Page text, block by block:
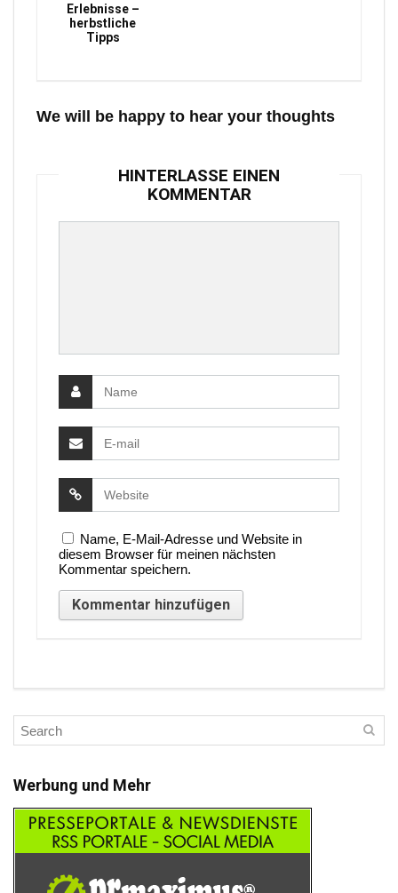
Erlebnisse –
herbstliche
Tipps
We will be happy to hear your thoughts
HINTERLASSE EINEN
KOMMENTAR
Name, E-Mail-Adresse und Website in
diesem Browser für meinen nächsten
Kommentar speichern.
Werbung und Mehr